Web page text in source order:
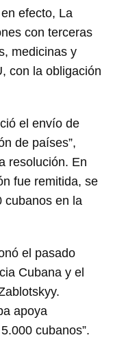
efecto, La
con terceras
medicinas y
con la obligación
el envío de
de países”,
resolución. En
fue remitida, se
cubanos en la
el pasado
Cubana y el
apoya
cubanos”.